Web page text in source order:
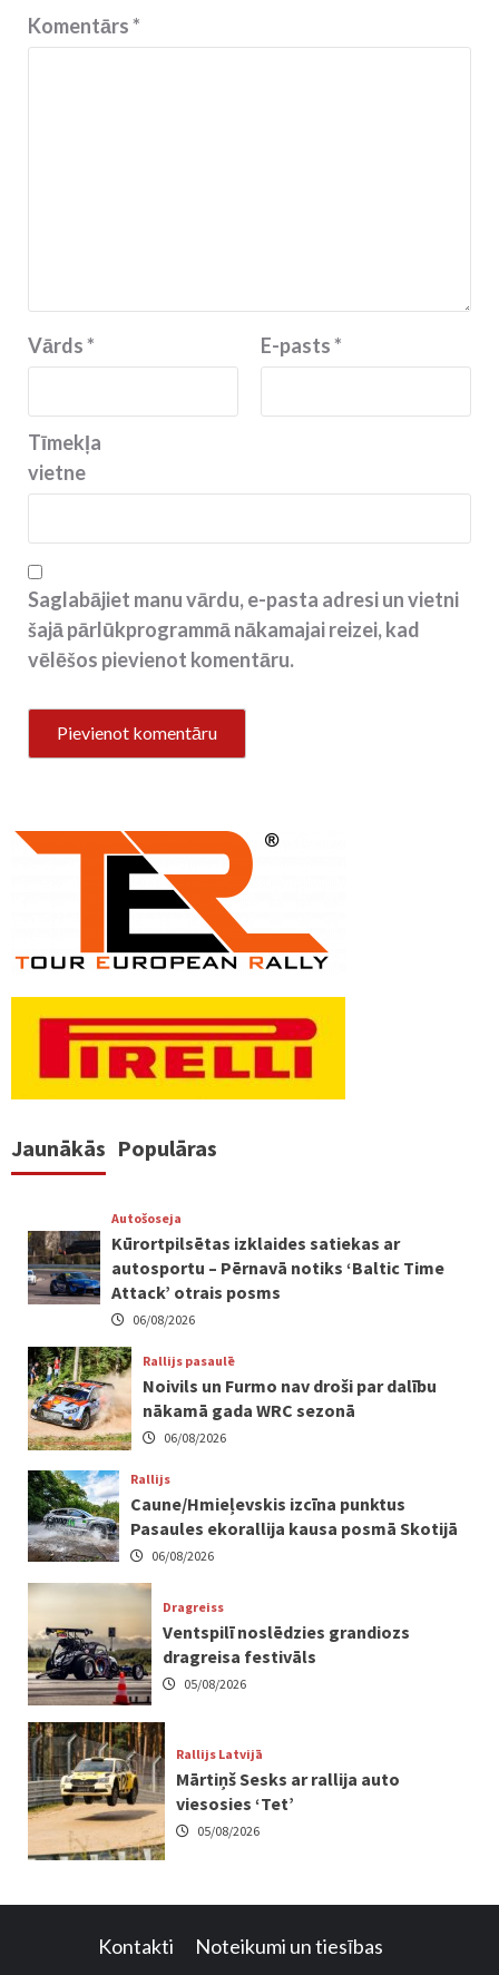
Komentārs*
Vārds* E-pasts*
Tīmekļa
vietne
Saglabājiet manu vārdu, e-pasta adresi un vietni
šajā pārlūkprogrammā nākamajai reizei, kad
vēlēšos pievienot komentāru.
Jaunākās Populāras
Autošoseja
Kūrortpilsētas izklaides satiekas ar
autosportu – Pērnavā notiks ‘Baltic Time
Attack’ otrais posms
06/08/2026
Rallijs pasaulē
Noivils un Furmo nav droši par dalību
nākamā gada WRC sezonā
06/08/2026
Rallijs
Caune/Hmieļevskis izcīna punktus
Pasaules ekorallija kausa posmā Skotijā
06/08/2026
Dragreiss
Ventspilī noslēdzies grandiozs
dragreisa festivāls
05/08/2026
Rallijs Latvijā
Mārtiņš Sesks ar rallija auto
viesosies ‘Tet’
05/08/2026
Kontakti Noteikumi un tiesības